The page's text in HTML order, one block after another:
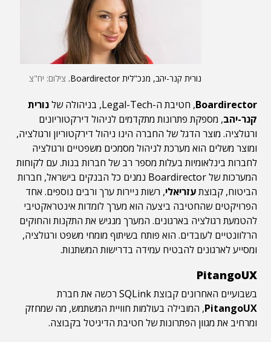
נורית קנר-יהב, מנכ"לית Boardirector. צילום: יח"צ
Boardirector, חטיבת ה-Legal-Tech, בניהולה של
נורית
קנר-יהב, מספקת פתרונות מתקדמים לניהול דירקטוריונים
ורגולציה. מוצר הדגל של החברה הינו ניהול דירקטוריון ורגולציה,
ומוצר משלים הוא מערכת לניהול מסמכים משפטיים ורגולציה
לחברות בינלאומיות בעלות מספר רב של חברות בנות. עם לקוחות
המערכות של Boardirector נמנים כל הבנקים בישראל, חברות
הביטוח, קבוצתעזריאלי, רשות ניירות ערך ורבים נוספים. אחד
הפרויקטים שהחטיבה ביצעה הוא מערך לומדות אינטראקטיבי
להטמעת רגולציה בארגונים. המערך מנגיש את התקנות והחוקים
הרלוונטיים לעובדים. הוא פותח בשיתוף מומחי משפט ורגולציה,
ומסייע לארגונים להבטיח עמידה בדרישות המשתנות.
PitangoUX
בשבועיים האחרונים קבוצת SQLink רכשה את חברת
PitangoUX, המובילה בעולמות חוויית המשתמש, מה שמחזק
ומרחיב את מגוון הפתרונות של חטיבת הדיגיטל בקבוצה.